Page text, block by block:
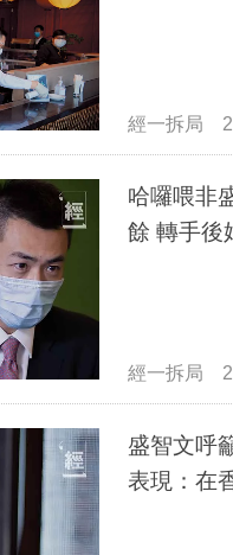
經一拆局
哈囉喂非
餘 轉手後
經一拆局
盛智文呼
表現：在